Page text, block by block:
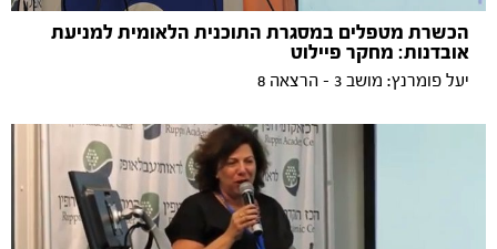
הכשרת מטפלים במסגרת התוכנית הלאומית למניעת
אובדנות: מחקר פיילוט
יעל פומרנץ: מושב 3 - הרצאה 8